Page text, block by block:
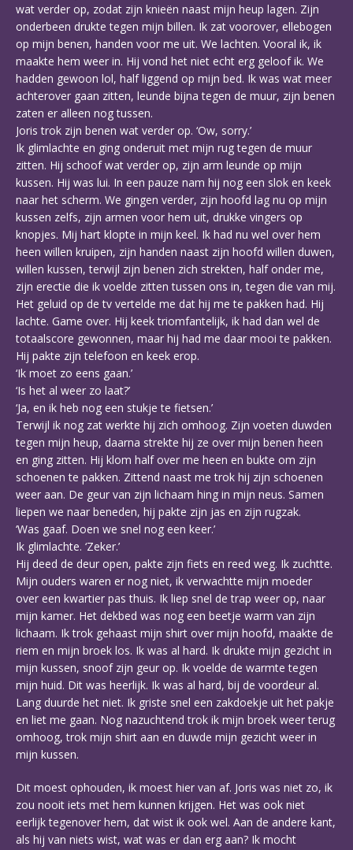
wat verder op, zodat zijn knieën naast mijn heup lagen. Zijn
onderbeen drukte tegen mijn billen. Ik zat voorover, ellebogen
op mijn benen, handen voor me uit. We lachten. Vooral ik, ik
maakte hem weer in. Hij vond het niet echt erg geloof ik. We
hadden gewoon lol, half liggend op mijn bed. Ik was wat meer
achterover gaan zitten, leunde bijna tegen de muur, zijn benen
zaten er alleen nog tussen.
Joris trok zijn benen wat verder op. ‘Ow, sorry.’
Ik glimlachte en ging onderuit met mijn rug tegen de muur
zitten. Hij schoof wat verder op, zijn arm leunde op mijn
kussen. Hij was lui. In een pauze nam hij nog een slok en keek
naar het scherm. We gingen verder, zijn hoofd lag nu op mijn
kussen zelfs, zijn armen voor hem uit, drukke vingers op
knopjes. Mij hart klopte in mijn keel. Ik had nu wel over hem
heen willen kruipen, zijn handen naast zijn hoofd willen duwen,
willen kussen, terwijl zijn benen zich strekten, half onder me,
zijn erectie die ik voelde zitten tussen ons in, tegen die van mij.
Het geluid op de tv vertelde me dat hij me te pakken had. Hij
lachte. Game over. Hij keek triomfantelijk, ik had dan wel de
totaalscore gewonnen, maar hij had me daar mooi te pakken.
Hij pakte zijn telefoon en keek erop.
‘Ik moet zo eens gaan.’
‘Is het al weer zo laat?’
‘Ja, en ik heb nog een stukje te fietsen.’
Terwijl ik nog zat werkte hij zich omhoog. Zijn voeten duwden
tegen mijn heup, daarna strekte hij ze over mijn benen heen
en ging zitten. Hij klom half over me heen en bukte om zijn
schoenen te pakken. Zittend naast me trok hij zijn schoenen
weer aan. De geur van zijn lichaam hing in mijn neus. Samen
liepen we naar beneden, hij pakte zijn jas en zijn rugzak.
‘Was gaaf. Doen we snel nog een keer.’
Ik glimlachte. ‘Zeker.’
Hij deed de deur open, pakte zijn fiets en reed weg. Ik zuchtte.
Mijn ouders waren er nog niet, ik verwachtte mijn moeder
over een kwartier pas thuis. Ik liep snel de trap weer op, naar
mijn kamer. Het dekbed was nog een beetje warm van zijn
lichaam. Ik trok gehaast mijn shirt over mijn hoofd, maakte de
riem en mijn broek los. Ik was al hard. Ik drukte mijn gezicht in
mijn kussen, snoof zijn geur op. Ik voelde de warmte tegen
mijn huid. Dit was heerlijk. Ik was al hard, bij de voordeur al.
Lang duurde het niet. Ik griste snel een zakdoekje uit het pakje
en liet me gaan. Nog nazuchtend trok ik mijn broek weer terug
omhoog, trok mijn shirt aan en duwde mijn gezicht weer in
mijn kussen.
Dit moest ophouden, ik moest hier van af. Joris was niet zo, ik
zou nooit iets met hem kunnen krijgen. Het was ook niet
eerlijk tegenover hem, dat wist ik ook wel. Aan de andere kant,
als hij van niets wist, wat was er dan erg aan? Ik mocht